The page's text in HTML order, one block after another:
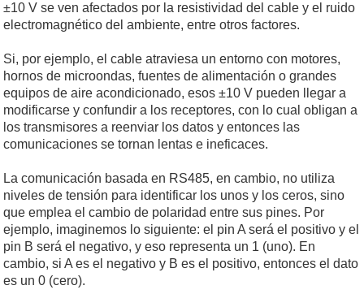
±10 V se ven afectados por la resistividad del cable y el ruido
electromagnético del ambiente, entre otros factores.
Si, por ejemplo, el cable atraviesa un entorno con motores,
hornos de microondas, fuentes de alimentación o grandes
equipos de aire acondicionado, esos ±10 V pueden llegar a
modificarse y confundir a los receptores, con lo cual obligan a
los transmisores a reenviar los datos y entonces las
comunicaciones se tornan lentas e ineficaces.
La comunicación basada en RS485, en cambio, no utiliza
niveles de tensión para identificar los unos y los ceros, sino
que emplea el cambio de polaridad entre sus pines. Por
ejemplo, imaginemos lo siguiente: el pin A será el positivo y el
pin B será el negativo, y eso representa un 1 (uno). En
cambio, si A es el negativo y B es el positivo, entonces el dato
es un 0 (cero).